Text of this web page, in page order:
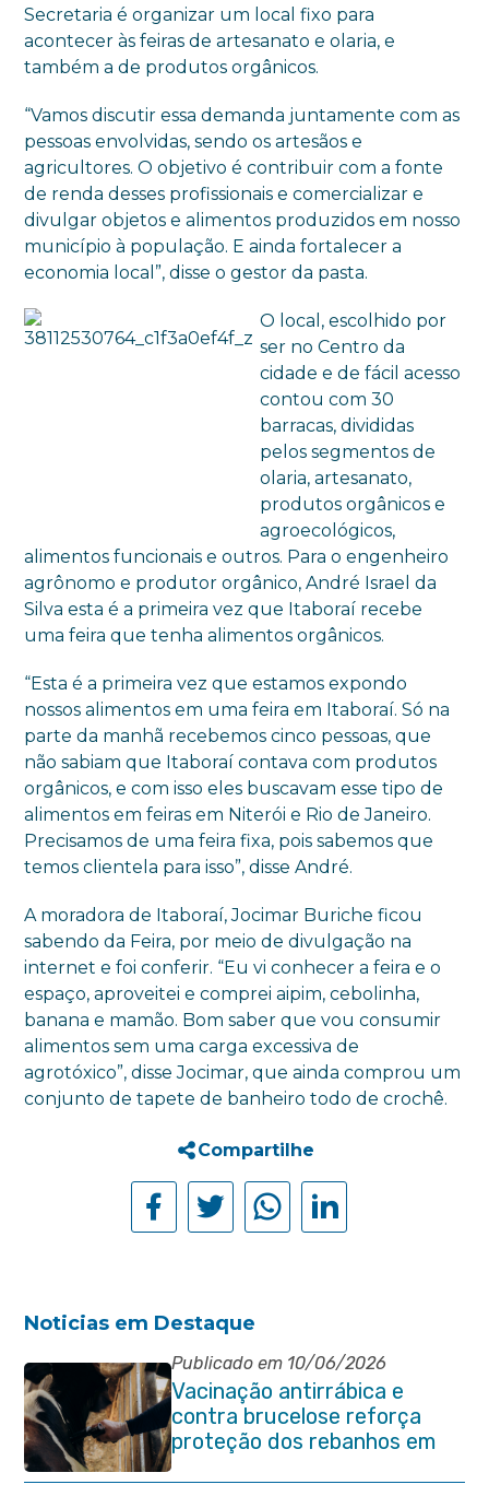
Secretaria é organizar um local fixo para
acontecer às feiras de artesanato e olaria, e
também a de produtos orgânicos.
“Vamos discutir essa demanda juntamente com as
pessoas envolvidas, sendo os artesãos e
agricultores. O objetivo é contribuir com a fonte
de renda desses profissionais e comercializar e
divulgar objetos e alimentos produzidos em nosso
município à população. E ainda fortalecer a
economia local”, disse o gestor da pasta.
O local, escolhido por
ser no Centro da
cidade e de fácil acesso
contou com 30
barracas, divididas
pelos segmentos de
olaria, artesanato,
produtos orgânicos e
agroecológicos,
alimentos funcionais e outros. Para o engenheiro
agrônomo e produtor orgânico, André Israel da
Silva esta é a primeira vez que Itaboraí recebe
uma feira que tenha alimentos orgânicos.
“Esta é a primeira vez que estamos expondo
nossos alimentos em uma feira em Itaboraí. Só na
parte da manhã recebemos cinco pessoas, que
não sabiam que Itaboraí contava com produtos
orgânicos, e com isso eles buscavam esse tipo de
alimentos em feiras em Niterói e Rio de Janeiro.
Precisamos de uma feira fixa, pois sabemos que
temos clientela para isso”, disse André.
A moradora de Itaboraí, Jocimar Buriche ficou
sabendo da Feira, por meio de divulgação na
internet e foi conferir. “Eu vi conhecer a feira e o
espaço, aproveitei e comprei aipim, cebolinha,
banana e mamão. Bom saber que vou consumir
alimentos sem uma carga excessiva de
agrotóxico”, disse Jocimar, que ainda comprou um
conjunto de tapete de banheiro todo de crochê.
Compartilhe
Noticias em Destaque
Publicado em 10/06/2026
Vacinação antirrábica e
contra brucelose reforça
proteção dos rebanhos em
propriedades rurais de
Itaboraí